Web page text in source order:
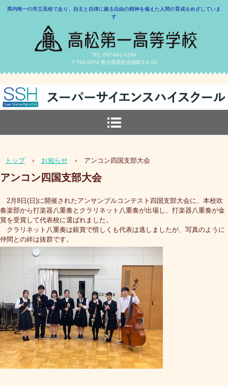
県内唯一の市立高校であり、自主と自律に拠る自由の精神を備えた人間の育成をめざしていま
す
TEL.087-861-0244
〒760-0074 香川県高松市桜町2-5-10
トップ › お知らせ › アンコン四国支部大会
アンコン四国支部大会
2月8日(日)に開催されたアンサンブルコンテスト四国支部大会に、本校吹
奏楽部から打楽器八重奏とクラリネット八重奏が出場し、打楽器八重奏が金
賞を受賞して代表校に選ばれました。
クラリネット八重奏は銀賞で惜しくも代表は逃しましたが、写真のように
仲間との絆は抜群です。